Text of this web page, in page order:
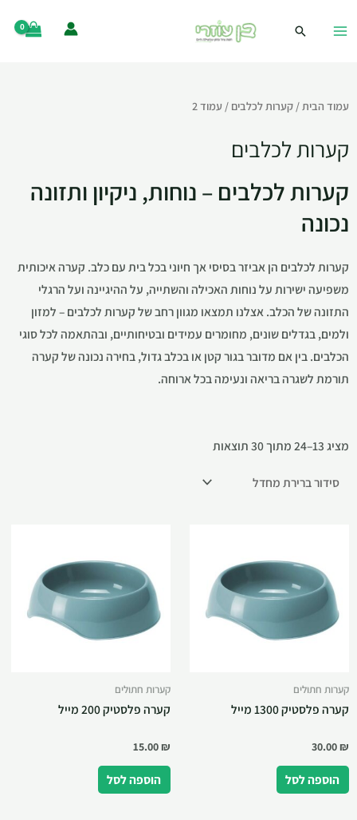
עמוד הבית/ קערות לכלבים / עמוד 2
קערות לכלבים
קערות לכלבים – נוחות, ניקיון ותזונה
נכונה
קערות לכלבים הן אביזר בסיסי אך חיוני בכל בית עם כלב. קערה איכותית
משפיעה ישירות על נוחות האכילה והשתייה, על ההיגיינה ועל הרגלי
התזונה של הכלב. אצלנו תמצאו מגוון רחב של קערות לכלבים – למזון
ולמים, בגדלים שונים, מחומרים עמידים ובטיחותיים, ובהתאמה לכל סוגי
הכלבים. בין אם מדובר בגור קטן או בכלב גדול, בחירה נכונה של קערה
תורמת לשגרה בריאה ונעימה בכל ארוחה.
מציג 13–24 מתוך 30 תוצאות
קערות חתולים
קערה פלסטיק 1300 מייל
30.00₪
הוספה לסל
קערות חתולים
קערה פלסטיק 200 מייל
15.00₪
הוספה לסל